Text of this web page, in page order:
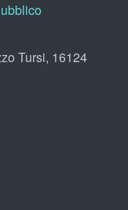
Tursi, 16124